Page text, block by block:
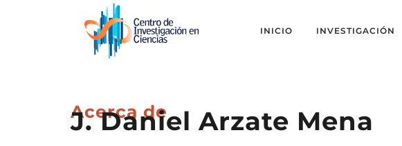
INICIO INVESTIGACIÓN
Acerca de
J. Daniel Arzate Mena